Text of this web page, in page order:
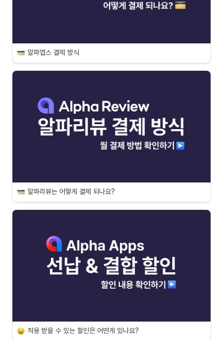
알파앱스 결제 방식
알파리뷰는 어떻게 결제 되나요?
적용 받을 수 있는 할인은 어떤게 있나요?